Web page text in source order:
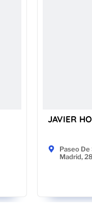
JAVIER
Paseo De
Madrid,